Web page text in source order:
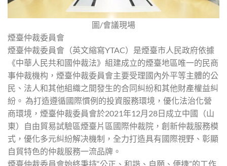
圖/會議現場
煙臺仲裁委員會
煙臺仲裁委員會（英文縮寫YTAC）是煙臺市人民政府依據
《中華人民共和國仲裁法》組建成立的煙臺地區唯一的民商
事仲裁機构，煙臺仲裁委員會主要受理國內外平等主體的公
民、法人和其他組織之間發生的合同糾紛和其他財產權益糾
紛。 為打造遵循國際慣例的投資服務環境，優化法治化營
商環境，煙臺仲裁委員會於2021年12月28日成立中國（山
東）自由貿易試驗區煙臺片區國際仲裁院，創新仲裁服務模
式，優化多元糾紛解决機制，全力打造具有國際視野、彰顯
自貿特色的仲裁服務一流品牌。
煙臺仲裁委員會始終秉持“公正、和諧、自願、便捷”的工作